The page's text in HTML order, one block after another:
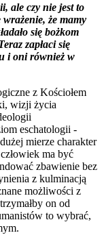
ale czy nie jest to
że mamy
się bożkom
zapłaci się
i oni również w
z Kościołem
wizji życia
eschatologii -
mierze charakter
ma być
zbawienie bez
z kulminacją
możliwości z
on od
to wybrać,